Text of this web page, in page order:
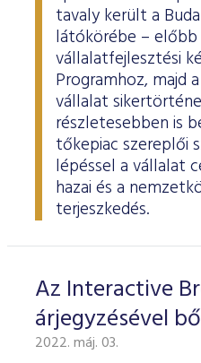
tavaly került a
látókörébe –
vállalatfejlesztési
Programhoz, majd
vállalat
részletesebben is
tőkepiac szereplői
lépéssel a vállalat
hazai és a
terjeszkedés.
Az Interactive
árjegyzésével
2022. máj. 03.